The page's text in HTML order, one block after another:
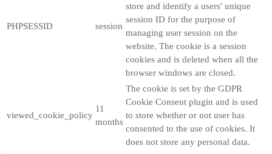
PHPSESSID session
store and identify a users' unique
session ID for the purpose of
managing user session on the
website. The cookie is a session
cookies and is deleted when all the
browser windows are closed.
viewed_cookie_policy
11
months
The cookie is set by the GDPR
Cookie Consent plugin and is used
to store whether or not user has
consented to the use of cookies. It
does not store any personal data.